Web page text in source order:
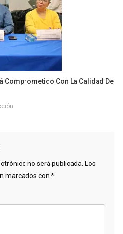
Comprometido Con La Calidad De
no será publicada. Los
marcados con *